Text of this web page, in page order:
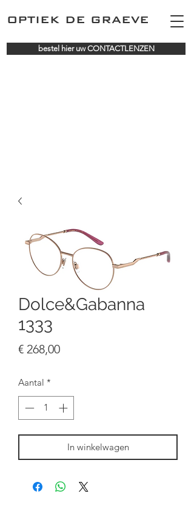
OPTIEK DE GRAEVE
bestel hier uw CONTACTLENZEN
Dolce&Gabanna
1333
€ 268,00Prijs
Aantal *
In winkelwagen